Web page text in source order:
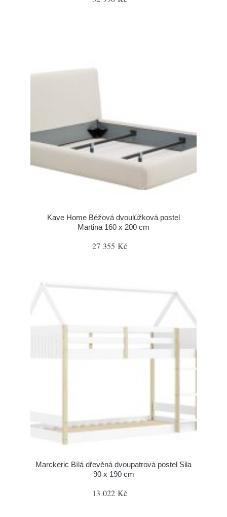
Kave Home Béžová dvoulúžková postel
Martina 160 x 200 cm
27 355 Kč
Marckeric Bílá dřevěná dvoupatrová postel Sila
90 x 190 cm
13 022 Kč